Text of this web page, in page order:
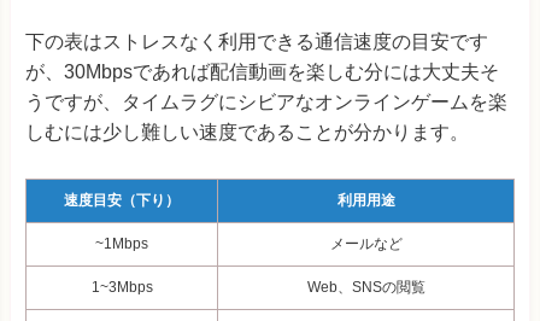
下の表はストレスなく利用できる通信速度の目安です
が、30Mbpsであれば配信動画を楽しむ分には大丈夫そ
うですが、タイムラグにシビアなオンラインゲームを楽
しむには少し難しい速度であることが分かります。
速度目安（下り） 利用用途
~1Mbps メールなど
1~3Mbps Web、SNSの閲覧